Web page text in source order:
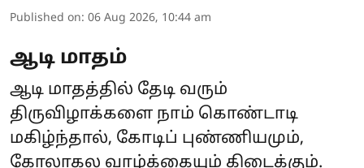
Published on: 06 Aug 2026, 10:44 am
ஆடி மாதம்
ஆடி மாதத்தில் தேடி வரும்
திருவிழாக்களை நாம் கொண்டாடி
மகிழ்ந்தால், கோடிப் புண்ணியமும்,
கோலாகல வாழ்க்கையும் கிடைக்கும்.